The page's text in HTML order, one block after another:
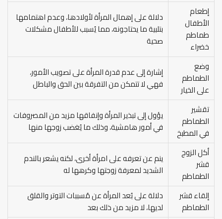
إطعام
الأطفال
طماطم
خضراء
دلالة على إهمال المرأة لأولادها، وعدم اهتمامها
بتلبية ما يحتاجونه، مما يُسبب للأطفال مشكلات
صحية
وضع
الطماطم
على الخيار
إشارة إلى عدم قدرة المرأة على تصويب الأمور،
فهي لا تتمكن من التفرقة بين الحق والباطل
تقشير
الطماطم
في المطبخ
يؤول إلى تبذير المرأة وإنفاقها مزيد من المصروفات
في أمور هامشية، وذلك ما يُغضب زوجها منها
أكل الزوج
قشر
الطماطم
ينم عن تعرفه على امرأة أخرى، لكنه يشعر بالندم
الشديد لمعرفة زوجتها وكرهها له
إلقاء قشر
الطماطم
دلالة على بُعد المرأة عن مُسببات التوتر والقلق
لديها، لا مزيد من ذلك بعد